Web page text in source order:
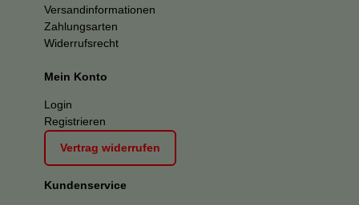
Versandinformationen
Zahlungsarten
Widerrufsrecht
Mein Konto
Login
Registrieren
Vertrag widerrufen
Kundenservice